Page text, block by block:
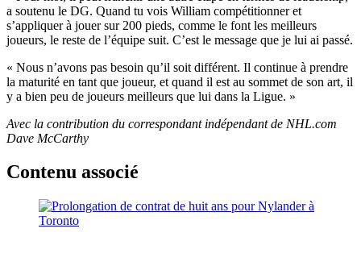
a soutenu le DG. Quand tu vois William compétitionner et
s’appliquer à jouer sur 200 pieds, comme le font les meilleurs
joueurs, le reste de l’équipe suit. C’est le message que je lui ai passé.
« Nous n’avons pas besoin qu’il soit différent. Il continue à prendre
la maturité en tant que joueur, et quand il est au sommet de son art, il
y a bien peu de joueurs meilleurs que lui dans la Ligue. »
Avec la contribution du correspondant indépendant de NHL.com
Dave McCarthy
Contenu associé